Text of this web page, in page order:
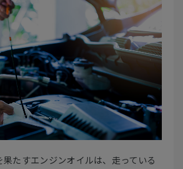
果たすエンジンオイルは、走っている